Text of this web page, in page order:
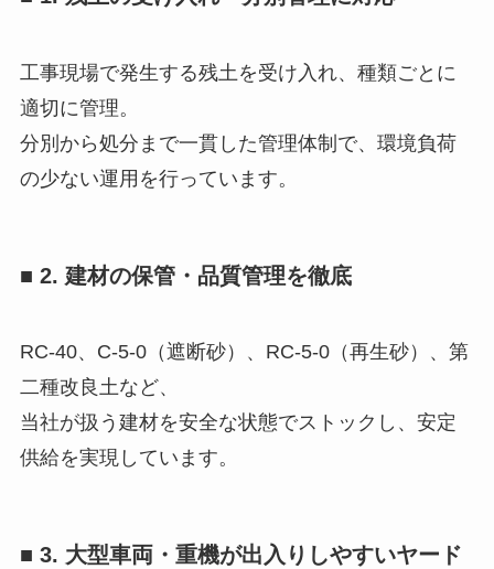
工事現場で発生する残土を受け入れ、種類ごとに
適切に管理。
分別から処分まで一貫した管理体制で、環境負荷
の少ない運用を行っています。
■ 2. 建材の保管・品質管理を徹底
RC-40、C-5-0（遮断砂）、RC-5-0（再生砂）、第
二種改良土など、
当社が扱う建材を安全な状態でストックし、安定
供給を実現しています。
■ 3. 大型車両・重機が出入りしやすいヤード